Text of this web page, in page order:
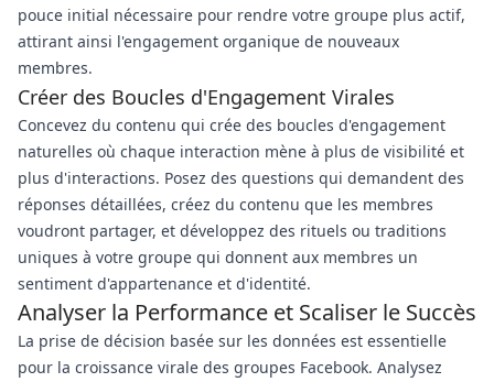
pouce initial nécessaire pour rendre votre groupe plus actif,
attirant ainsi l'engagement organique de nouveaux
membres.
Créer des Boucles d'Engagement Virales
Concevez du contenu qui crée des boucles d'engagement
naturelles où chaque interaction mène à plus de visibilité et
plus d'interactions. Posez des questions qui demandent des
réponses détaillées, créez du contenu que les membres
voudront partager, et développez des rituels ou traditions
uniques à votre groupe qui donnent aux membres un
sentiment d'appartenance et d'identité.
Analyser la Performance et Scaliser le Succès
La prise de décision basée sur les données est essentielle
pour la croissance virale des groupes Facebook. Analysez